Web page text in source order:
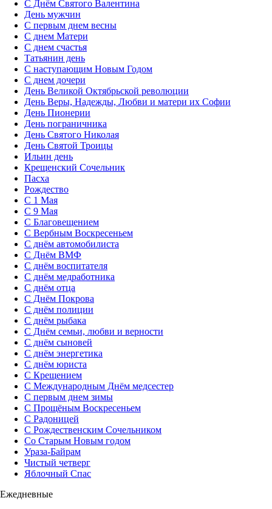
С Днём Святого Валентина
День мужчин
С первым днем весны
С днем Матери
C днем счастья
Татьянин день
C наступающим Новым Годом
C днем дочери
День Великой Октябрьской революции
День Веры, Надежды, Любви и матери их Софии
День Пионерии
День пограничника
День Святого Николая
День Святой Троицы
Ильин день
Крещенский Сочельник
Пасха
Рождество
С 1 Мая
С 9 Мая
С Благовещением
С Вербным Воскресеньем
С днём автомобилиста
С Днём ВМФ
С днём воспитателя
С днём медработника
С днём отца
С Днём Покрова
С днём полиции
С днём рыбака
С Днём семьи, любви и верности
С днём сыновей
С днём энергетика
С днём юриста
С Крещением
С Международным Днём медсестер
С первым днем зимы
С Прощёным Воскресеньем
С Радоницей
С Рождественским Сочельником
Со Старым Новым годом
Ураза-Байрам
Чистый четверг
Яблочный Спас
Ежедневные